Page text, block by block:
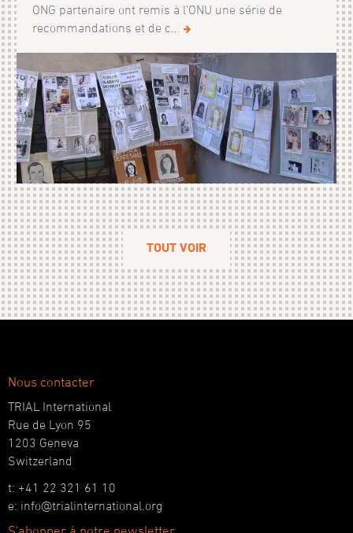
ONG partenaire ont remis à l’ONU une série de
recommandations et de c...
TOUT VOIR
Nous contacter
TRIAL International
Rue de Lyon 95
1203 Geneva
Switzerland
t: +41 22 321 61 10
e: info@trialinternational.org